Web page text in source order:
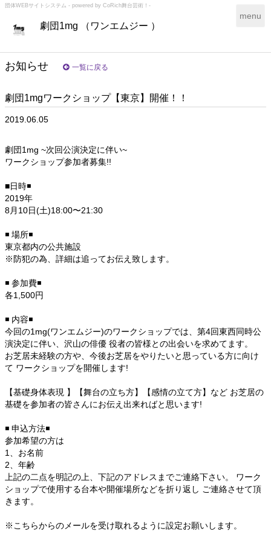
団体WEBサイトシステム - powered by CoRich舞台芸術！-
劇団1mg （ワンエムジー ）
T
g
menu
お知らせ 一覧に戻る
劇団1mgワークショップ【東京】開催！！
2019.06.05
劇団1mg ~次回公演決定に伴い~
ワークショップ参加者募集!!
■日時◾
2019年
8月10日(土)18:00〜21:30
◾ 場所◾
東京都内の公共施設
※防犯の為、詳細は追ってお伝え致します。
◾ 参加費◾
各1,500円
◾ 内容◾
今回の1mg(ワンエムジー)のワークショップでは、第4回東西同時公
演決定に伴い、沢山の俳優 役者の皆様との出会いを求めてます。
お芝居未経験の方や、今後お芝居をやりたいと思っている方に向け
て ワークショップを開催します!
【基礎身体表現 】【舞台の立ち方】【感情の立て方】など お芝居の
基礎を参加者の皆さんにお伝え出来ればと思います!
◾ 申込方法◾
参加希望の方は
1、お名前
2、年齢
上記の二点を明記の上、下記のアドレスまでご連絡下さい。 ワーク
ショップで使用する台本や開催場所などを折り返し ご連絡させて頂
きます。
※こちらからのメールを受け取れるように設定お願いします。